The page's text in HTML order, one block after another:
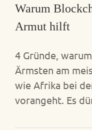
Warum
Armut hilft
4 Gründe,
Ärmsten am
wie Afrika bei
vorangeht. Es